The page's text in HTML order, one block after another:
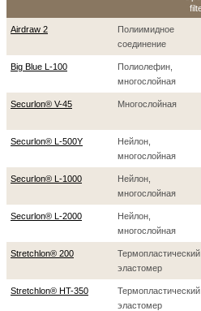
Airdraw 2
Полиимидное
соединение
Big Blue L-100
Полиолефин,
многослойная
Securlon® V-45 Mногослойная
Securlon® L-500Y
Нейлон,
многослойная
Securlon® L-1000
Нейлон,
многослойная
Securlon® L-2000
Нейлон,
многослойная
Stretchlon® 200
Термопластический
эластомер
Stretchlon® HT-350
Термопластический
эластомер